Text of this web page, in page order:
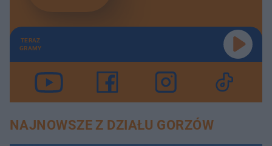
TERAZ
GRAMY
NAJNOWSZE Z DZIAŁU GORZÓW